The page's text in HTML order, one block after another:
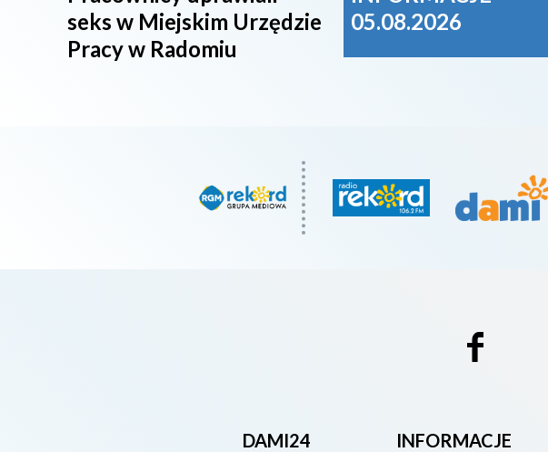
seks w Miejskim Urzędzie
Pracy w Radomiu
05.08.2026
DAMI24
INFORMACJE